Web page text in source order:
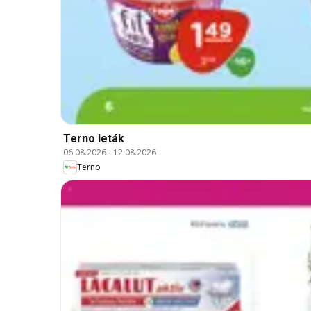
Terno leták
06.08.2026- 12.08.2026
Terno